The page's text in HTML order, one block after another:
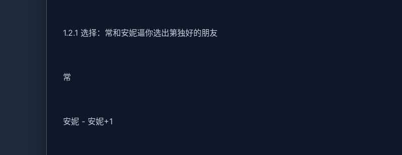
1.2.1 选择：常和安妮逼你选出第独好的朋友
常
安妮 - 安妮+1